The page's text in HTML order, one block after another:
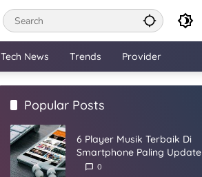
Tech News Trends Provider
Popular Posts
6 Player Musik Terbaik Di
Smartphone Paling Update
0